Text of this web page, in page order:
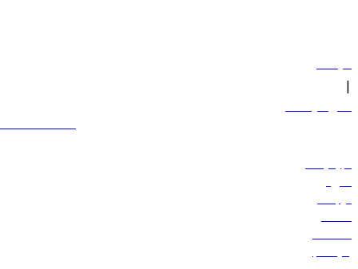
سياساتنا
|
الشروط والأحكام
600 544 445
حجز الرحلات
العروض
الوجهات
الأمتعة
المساعدة
إدارة الحجز